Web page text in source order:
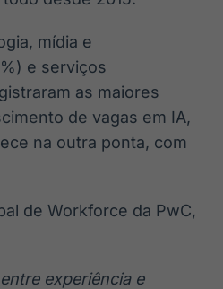
mídia e
e serviços
as maiores
de vagas em IA,
na outra ponta, com
de Workforce da PwC,
experiência e